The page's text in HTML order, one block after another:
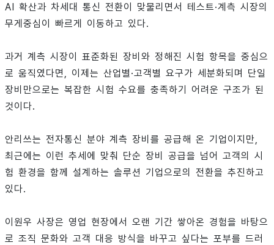
AI 확산과 차세대 통신 전환이 맞물리면서 테스트·계측 시장의
무게중심이 빠르게 이동하고 있다.
과거 계측 시장이 표준화된 장비와 정해진 시험 항목을 중심으
로 움직였다면, 이제는 산업별·고객별 요구가 세분화되며 단일
장비만으로는 복잡한 시험 수요를 충족하기 어려운 구조가 된
것이다.
안리쓰는 전자통신 분야 계측 장비를 공급해 온 기업이지만,
최근에는 이런 추세에 맞춰 단순 장비 공급을 넘어 고객의 시
험 환경을 함께 설계하는 솔루션 기업으로의 전환을 추진하고
있다.
이원우 사장은 영업 현장에서 오랜 기간 쌓아온 경험을 바탕으
로 조직 문화와 고객 대응 방식을 바꾸고 싶다는 포부를 드러